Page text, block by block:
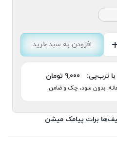
افزودن به سبد خرید
ترب‌پی: 9,000 تومان
برات پیامک میشن